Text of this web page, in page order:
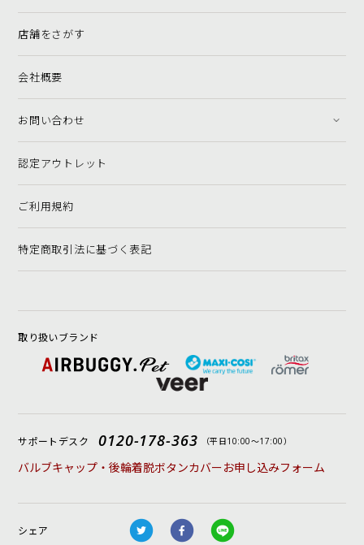
店舗をさがす
会社概要
お問い合わせ
認定アウトレット
ご利用規約
特定商取引法に基づく表記
取り扱いブランド
サポートデスク 0120-178-363 （平日10:00〜17:00）
バルブキャップ・後輪着脱ボタンカバーお申し込みフォーム
シェア